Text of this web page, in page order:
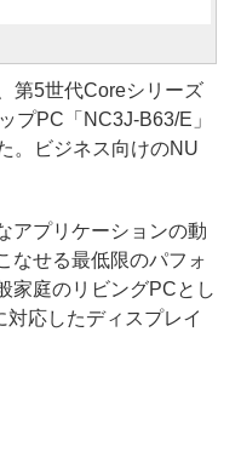
第5世代Coreシリーズ
プPC「NC3J-B63/E」
。ビジネス向けのNU
アプリケーションの動
なせる最低限のパフォ
家庭のリビングPCとし
応したディスプレイ